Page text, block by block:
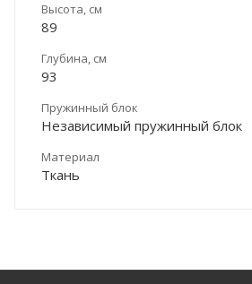
Высота, см
89
Глубина, см
93
Пружинный блок
Независимый пружинный блок
Материал
Ткань